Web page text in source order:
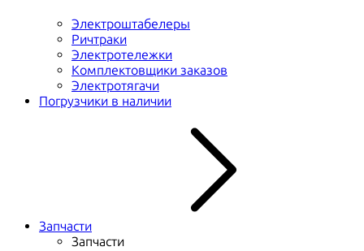
Электроштабелеры
Ричтраки
Электротележки
Комплектовщики заказов
Электротягачи
Погрузчики в наличии
Запчасти
Запчасти